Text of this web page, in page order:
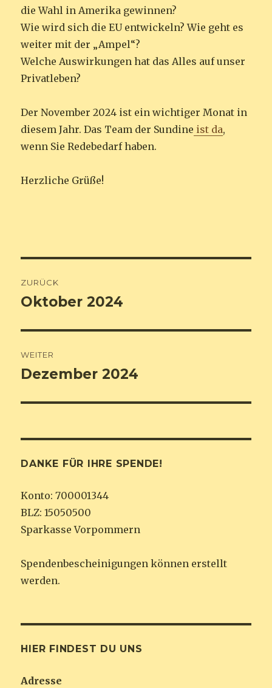
die Wahl in Amerika gewinnen?
Wie wird sich die EU entwickeln? Wie geht es
weiter mit der „Ampel“?
Welche Auswirkungen hat das Alles auf unser
Privatleben?
Der November 2024 ist ein wichtiger Monat in
diesem Jahr. Das Team der Sundine ist da,
wenn Sie Redebedarf haben.
Herzliche Grüße!
Navigation
ZURÜCK
Vorheriger
Oktober 2024
WEITER
Nächster
Dezember 2024
DANKE FÜR IHRE SPENDE!
Konto: 700001344
BLZ: 15050500
Sparkasse Vorpommern
Spendenbescheinigungen können erstellt
werden.
HIER FINDEST DU UNS
Adresse